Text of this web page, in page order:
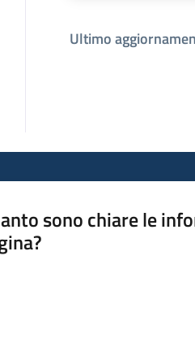
Ultimo
sono chiare le